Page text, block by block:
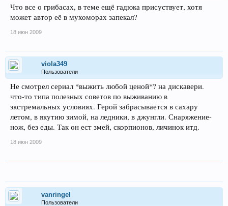
Что все о грибасах, в теме ещё гадюка присуствует, хотя
может автор её в мухоморах запекал?
18 июн 2009
viola349
Пользователи
Не смотрел сериал *выжить любой ценой*? на дискавери.
что-то типа полезных советов по выживанию в
экстремальных условиях. Герой забрасывается в сахару
летом, в якутию зимой, на ледники, в джунгли. Снаряжение-
нож, без еды. Так он ест змей, скорпионов, личинок итд.
18 июн 2009
vanringel
Пользователи